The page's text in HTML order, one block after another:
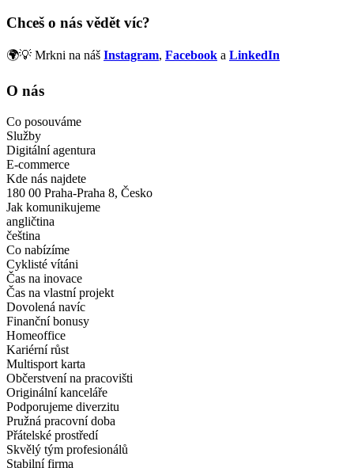
Chceš o nás vědět víc?
🌍💡 Mrkni na náš Instagram, Facebook a LinkedIn
O nás
Co posouváme
Služby
Digitální agentura
E-commerce
Kde nás najdete
180 00 Praha-Praha 8, Česko
Jak komunikujeme
angličtina
čeština
Co nabízíme
Cyklisté vítáni
Čas na inovace
Čas na vlastní projekt
Dovolená navíc
Finanční bonusy
Homeoffice
Kariérní růst
Multisport karta
Občerstvení na pracovišti
Originální kanceláře
Podporujeme diverzitu
Pružná pracovní doba
Přátelské prostředí
Skvělý tým profesionálů
Stabilní firma